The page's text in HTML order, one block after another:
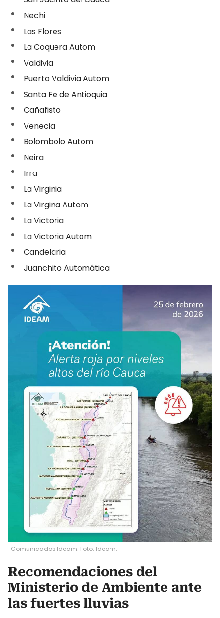
Nechi
Las Flores
La Coquera Autom
Valdivia
Puerto Valdivia Autom
Santa Fe de Antioquia
Cañafisto
Venecia
Bolombolo Autom
Neira
Irra
La Virginia
La Virgina Autom
La Victoria
La Victoria Autom
Candelaria
Juanchito Automática
Comunicados Ideam. Foto: Ideam.
Recomendaciones del
Ministerio de Ambiente ante
las fuertes lluvias